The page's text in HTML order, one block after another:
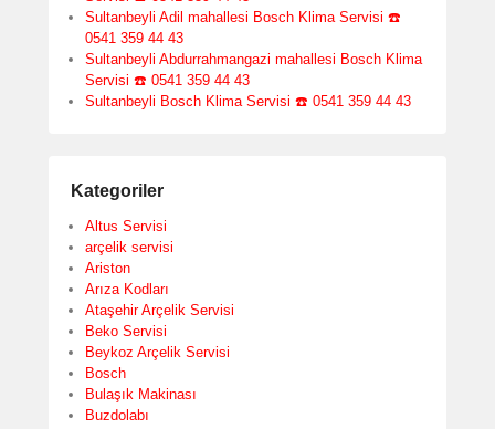
Sultanbeyli Adil mahallesi Bosch Klima Servisi ☎️
0541 359 44 43
Sultanbeyli Abdurrahmangazi mahallesi Bosch Klima
Servisi ☎️ 0541 359 44 43
Sultanbeyli Bosch Klima Servisi ☎️ 0541 359 44 43
Kategoriler
Altus Servisi
arçelik servisi
Ariston
Arıza Kodları
Ataşehir Arçelik Servisi
Beko Servisi
Beykoz Arçelik Servisi
Bosch
Bulaşık Makinası
Buzdolabı